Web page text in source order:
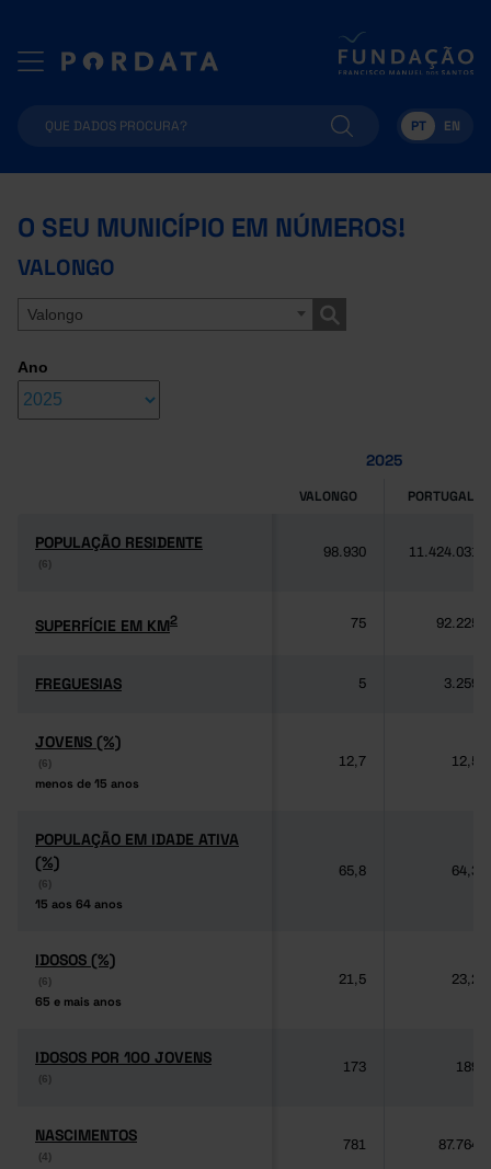
PT EN
O SEU MUNICÍPIO EM NÚMEROS!
VALONGO
Valongo
Ano
2025
VALONGO PORTUGAL
POPULAÇÃO RESIDENTE
(6)
POPULAÇÃO RESIDENTE
(6)
98.930 11.424.031
SUPERFÍCIE EM KM2
SUPERFÍCIE EM KM2 75 92.225
FREGUESIAS
FREGUESIAS 5 3.259
JOVENS (%)
(6)
menos de 15 anos
JOVENS (%)
(6)
menos de 15 anos
12,7 12,5
POPULAÇÃO EM IDADE ATIVA
(%)
(6)
15 aos 64 anos
POPULAÇÃO EM IDADE ATIVA
(%)
(6)
15 aos 64 anos
65,8 64,3
IDOSOS (%)
(6)
65 e mais anos
IDOSOS (%)
(6)
65 e mais anos
21,5 23,2
IDOSOS POR 100 JOVENS
(6)
IDOSOS POR 100 JOVENS
(6)
173 189
NASCIMENTOS
(4)
NASCIMENTOS
(4)
781 87.764